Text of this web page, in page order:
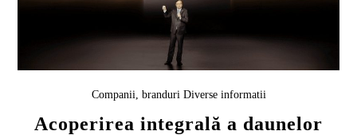
Companii, branduri Diverse informatii
Acoperirea integrală a daunelor